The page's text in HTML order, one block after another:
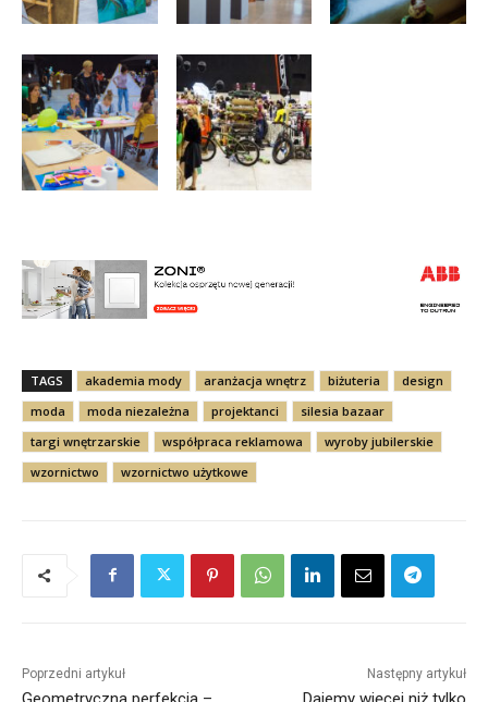
TAGS akademia mody aranżacja wnętrz biżuteria
design
moda
moda niezależna projektanci
silesia bazaar
targi wnętrzarskie
współpraca reklamowa
wyroby jubilerskie
wzornictwo
wzornictwo użytkowe
Poprzedni artykuł Następny artykuł